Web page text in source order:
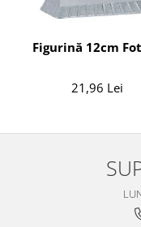
Figurină 12cm
21,96 Lei